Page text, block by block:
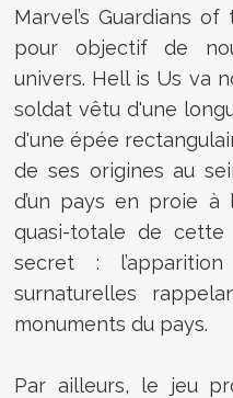
Marvel’s Guardians
pour objectif de
univers. Hell is Us va
soldat vêtu d'une
d'une épée
de ses origines au
d’un pays en proie à
quasi-totale de
secret :
surnaturelles
monuments du pays.
Par ailleurs, le jeu